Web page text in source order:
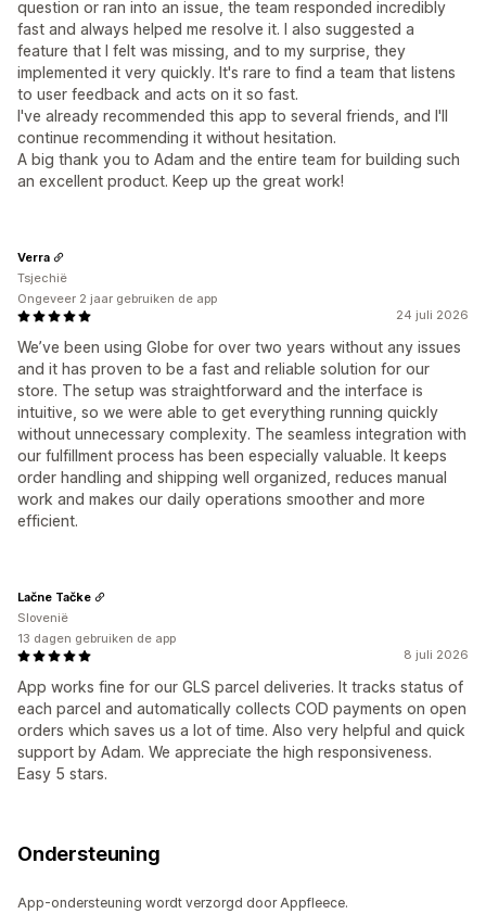
question or ran into an issue, the team responded incredibly
fast and always helped me resolve it. I also suggested a
feature that I felt was missing, and to my surprise, they
implemented it very quickly. It's rare to find a team that listens
to user feedback and acts on it so fast.
I've already recommended this app to several friends, and I'll
continue recommending it without hesitation.
A big thank you to Adam and the entire team for building such
an excellent product. Keep up the great work!
24 juli 2026
We’ve been using Globe for over two years without any issues
and it has proven to be a fast and reliable solution for our
store. The setup was straightforward and the interface is
intuitive, so we were able to get everything running quickly
without unnecessary complexity. The seamless integration with
our fulfillment process has been especially valuable. It keeps
order handling and shipping well organized, reduces manual
work and makes our daily operations smoother and more
efficient.
Verra
Tsjechië
Ongeveer 2 jaar gebruiken de app
8 juli 2026
App works fine for our GLS parcel deliveries. It tracks status of
each parcel and automatically collects COD payments on open
orders which saves us a lot of time. Also very helpful and quick
support by Adam. We appreciate the high responsiveness.
Easy 5 stars.
Lačne Tačke
Slovenië
13 dagen gebruiken de app
Ondersteuning
App-ondersteuning wordt verzorgd door Appfleece.